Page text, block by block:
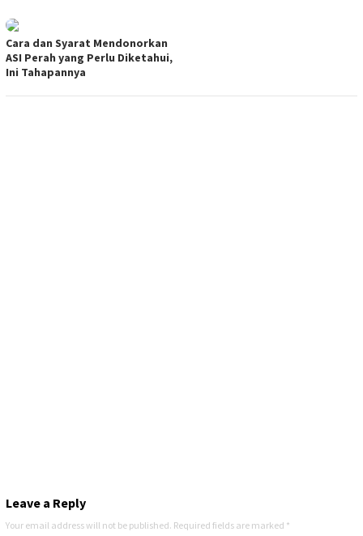
Cara dan Syarat Mendonorkan
ASI Perah yang Perlu Diketahui,
Ini Tahapannya
Leave a Reply
Your email address will not be published. Required fields are marked *